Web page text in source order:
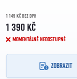
1 149 KČ BEZ DPH
1 390 KČ
MOMENTÁLNĚ NEDOSTUPNÉ
ZOBRAZIT